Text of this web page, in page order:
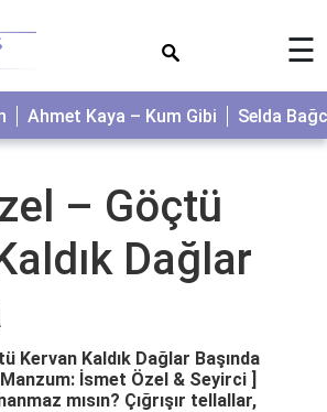
☰
Ahmet Kaya – Kum Gibi Selda
– Göçtü
Dağlar
Kervan Kaldık Dağlar Başında
İsmet Özel & Seyirci ]
mısın? Çığrışır tellallar,